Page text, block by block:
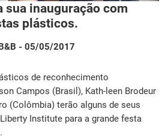
sua inauguração com
plásticos.
- 05/05/2017
de reconhecimento
Campos (Brasil), Kath-leen Brodeur
(Colômbia) terão alguns de seus
Institute para a grande festa